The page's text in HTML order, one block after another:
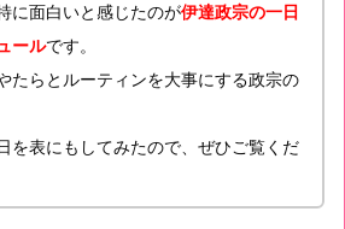
に面白いと感じたのが伊達政宗の一日
ールです。
たらとルーティンを大事にする政宗の
を表にもしてみたので、ぜひご覧くだ